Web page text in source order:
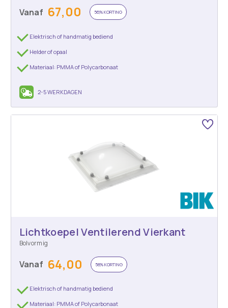
Vanaf 67,00 56% KORTING
Elektrisch of handmatig bediend
Helder of opaal
Materiaal: PMMA of Polycarbonaat
2-5 WERKDAGEN
Lichtkoepel Ventilerend Vierkant
Bolvormig
Vanaf 64,00 58% KORTING
Elektrisch of handmatig bediend
Materiaal: PMMA of Polycarbonaat